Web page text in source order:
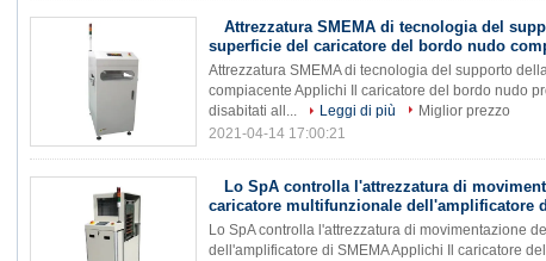
Attrezzatura SMEMA di tecnologia del
superficie del caricatore del bordo nudo
Attrezzatura SMEMA di tecnologia del supporto
compiacente Applichi Il caricatore del bordo nudo
disabitati all...
Leggi di più
Miglior prezzo
2021-04-14 17:00:21
Lo SpA controlla l'attrezzatura di
caricatore multifunzionale dell'amplificatore
Lo SpA controlla l'attrezzatura di movimentazione
dell'amplificatore di SMEMA Applichi Il caricatore